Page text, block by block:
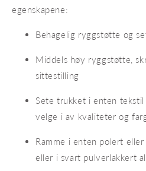
egenskapene:
Behagelig ryggstøtte og
Middels høy ryggstøtte,
sittestilling
Sete trukket i enten
velge i av kvaliteter og
Ramme i enten polert
eller i svart pulverlakkert